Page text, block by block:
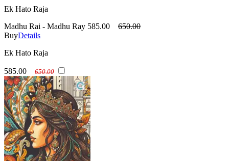
Ek Hato Raja
Madhu Rai - Madhu Ray 585.00
650.00
BuyDetails
Ek Hato Raja
585.00 650.00